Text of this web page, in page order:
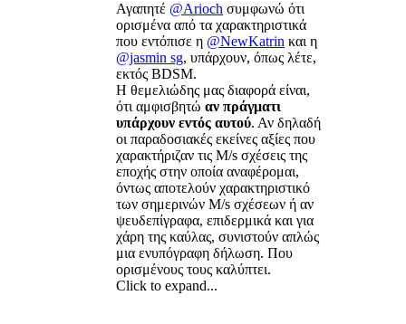
Αγαπητέ @Arioch συμφωνώ ότι
ορισμένα από τα χαρακτηριστικά
που εντόπισε η @NewKatrin και η
@jasmin sg, υπάρχουν, όπως λέτε,
εκτός BDSM.
Η θεμελιώδης μας διαφορά είναι,
ότι αμφισβητώ αν πράγματι
υπάρχουν εντός αυτού. Αν δηλαδή
οι παραδοσιακές εκείνες αξίες που
χαρακτήριζαν τις M/s σχέσεις της
εποχής στην οποία αναφέρομαι,
όντως αποτελούν χαρακτηριστικό
των σημερινών M/s σχέσεων ή αν
ψευδεπίγραφα, επιδερμικά και για
χάρη της καύλας, συνιστούν απλώς
μια ενυπόγραφη δήλωση. Που
ορισμένους τους καλύπτει.
Click to expand...